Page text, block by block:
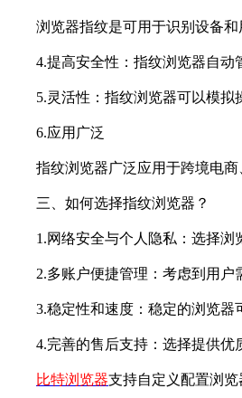
浏览器指纹是可用于识别设备和
4.提高安全性：指纹浏览器自动管
5.灵活性：指纹浏览器可以模拟操
6.应用广泛
指纹浏览器广泛应用于跨境电商
三、如何选择指纹浏览器？
1.网络安全与个人隐私：选择浏览
2.多账户便捷管理：考虑到用户需
3.稳定性和速度：稳定的浏览器可
4.完善的售后支持：选择提供优质
比特浏览器支持自定义配置浏